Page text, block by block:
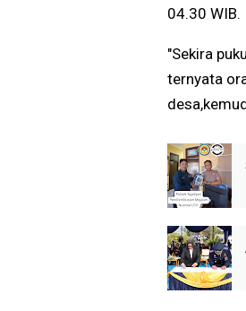
04.30 WIB.
"Sekira
ternyata